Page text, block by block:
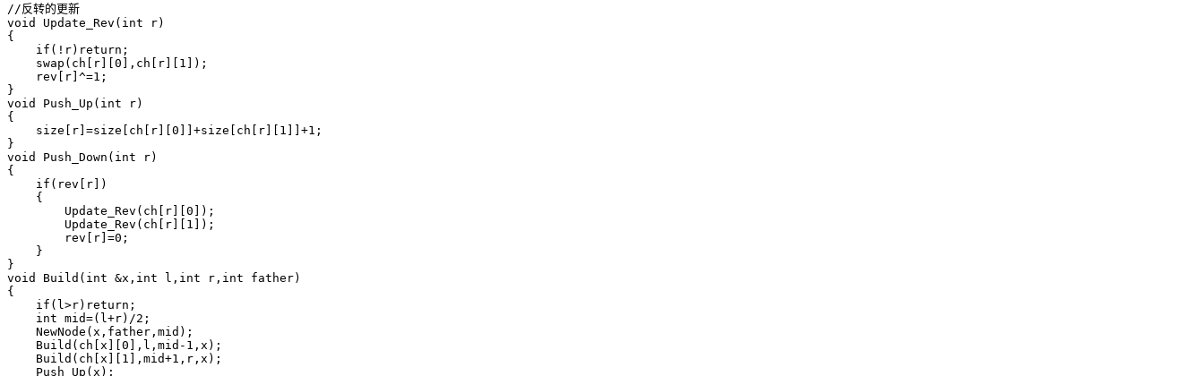
//反转的更新
void Update_Rev(int r)
{
    if(!r)return;
    swap(ch[r][0],ch[r][1]);
    rev[r]^=1;
}
void Push_Up(int r)
{
    size[r]=size[ch[r][0]]+size[ch[r][1]]+1;
}
void Push_Down(int r)
{
    if(rev[r])
    {
        Update_Rev(ch[r][0]);
        Update_Rev(ch[r][1]);
        rev[r]=0;
    }
}
void Build(int &x,int l,int r,int father)
{
    if(l>r)return;
    int mid=(l+r)/2;
    NewNode(x,father,mid);
    Build(ch[x][0],l,mid-1,x);
    Build(ch[x][1],mid+1,r,x);
    Push_Up(x);